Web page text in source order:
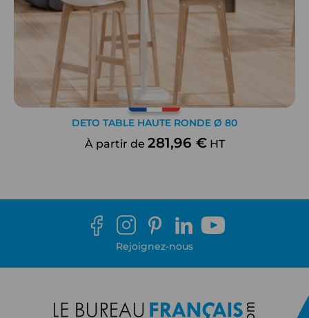
DETO TABLE HAUTE RONDE Ø 80
À partir de 281,96 €HT
Rejoignez-nous